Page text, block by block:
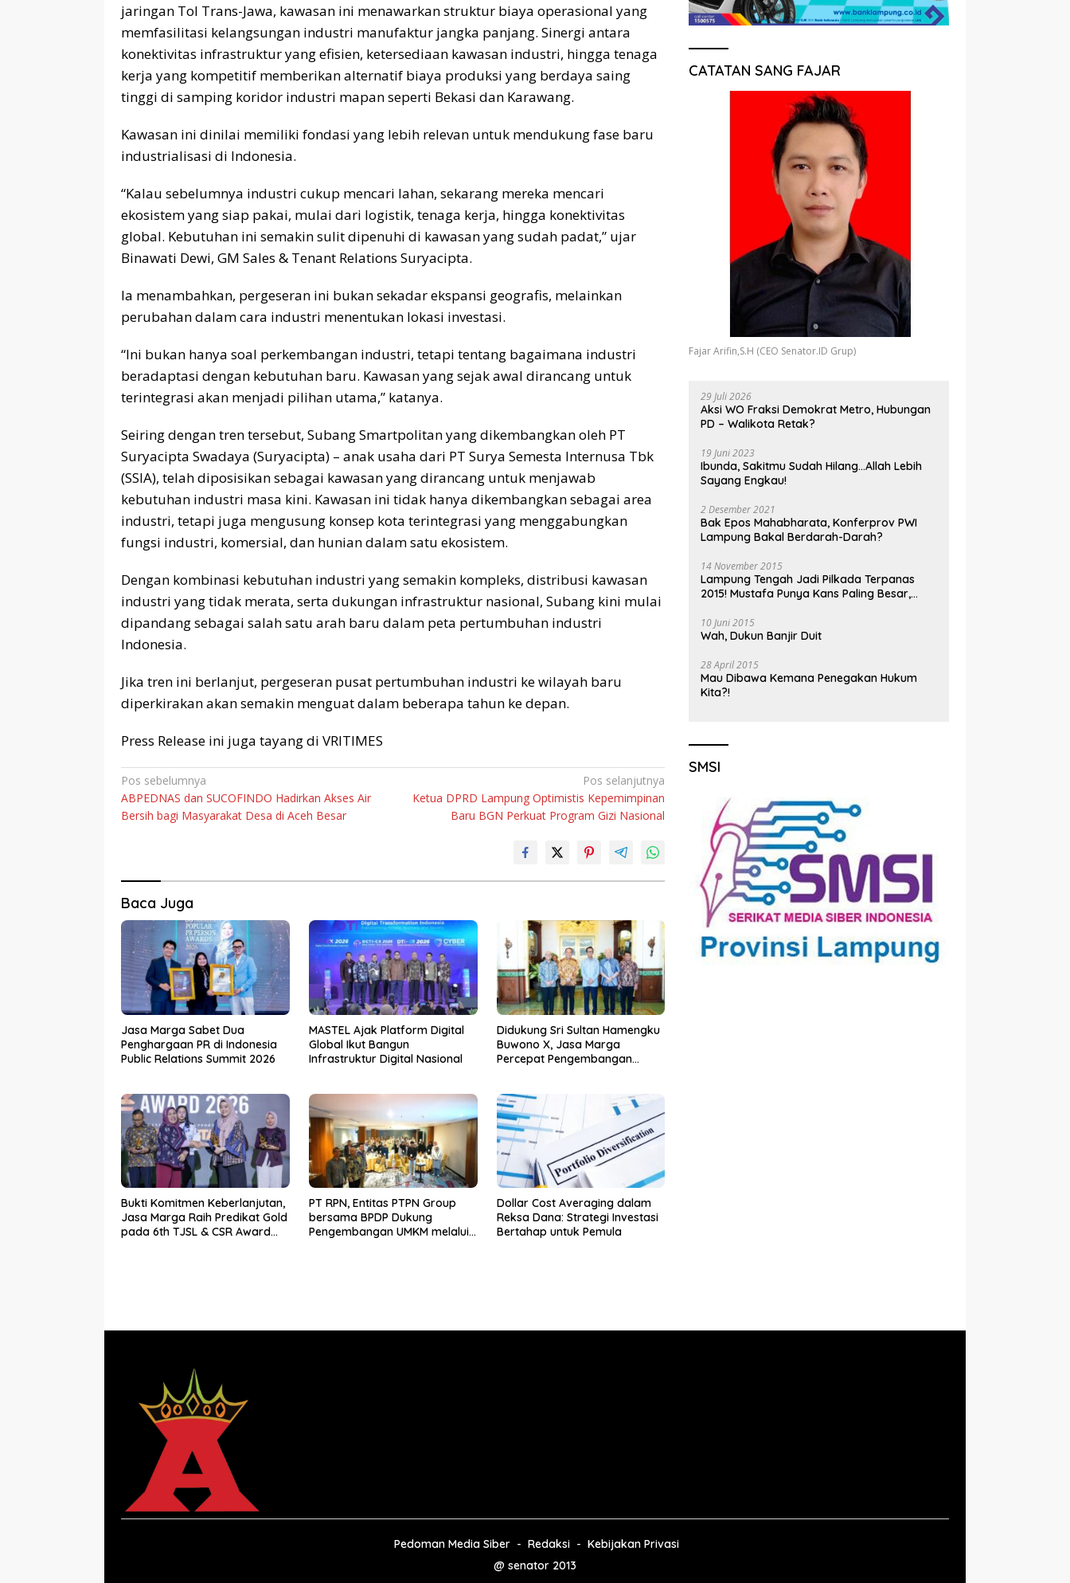
jaringan Tol Trans-Jawa, kawasan ini menawarkan struktur biaya operasional yang
memfasilitasi kelangsungan industri manufaktur jangka panjang. Sinergi antara
konektivitas infrastruktur yang efisien, ketersediaan kawasan industri, hingga tenaga
kerja yang kompetitif memberikan alternatif biaya produksi yang berdaya saing
tinggi di samping koridor industri mapan seperti Bekasi dan Karawang.
Kawasan ini dinilai memiliki fondasi yang lebih relevan untuk mendukung fase baru
industrialisasi di Indonesia.
“Kalau sebelumnya industri cukup mencari lahan, sekarang mereka mencari
ekosistem yang siap pakai, mulai dari logistik, tenaga kerja, hingga konektivitas
global. Kebutuhan ini semakin sulit dipenuhi di kawasan yang sudah padat,” ujar
Binawati Dewi, GM Sales & Tenant Relations Suryacipta.
Ia menambahkan, pergeseran ini bukan sekadar ekspansi geografis, melainkan
perubahan dalam cara industri menentukan lokasi investasi.
“Ini bukan hanya soal perkembangan industri, tetapi tentang bagaimana industri
beradaptasi dengan kebutuhan baru. Kawasan yang sejak awal dirancang untuk
terintegrasi akan menjadi pilihan utama,” katanya.
Seiring dengan tren tersebut, Subang Smartpolitan yang dikembangkan oleh PT
Suryacipta Swadaya (Suryacipta) – anak usaha dari PT Surya Semesta Internusa Tbk
(SSIA), telah diposisikan sebagai kawasan yang dirancang untuk menjawab
kebutuhan industri masa kini. Kawasan ini tidak hanya dikembangkan sebagai area
industri, tetapi juga mengusung konsep kota terintegrasi yang menggabungkan
fungsi industri, komersial, dan hunian dalam satu ekosistem.
Dengan kombinasi kebutuhan industri yang semakin kompleks, distribusi kawasan
industri yang tidak merata, serta dukungan infrastruktur nasional, Subang kini mulai
dipandang sebagai salah satu arah baru dalam peta pertumbuhan industri
Indonesia.
Jika tren ini berlanjut, pergeseran pusat pertumbuhan industri ke wilayah baru
diperkirakan akan semakin menguat dalam beberapa tahun ke depan.
Press Release ini juga tayang di VRITIMES
Navigasi
pos
Pos sebelumnya
ABPEDNAS dan SUCOFINDO Hadirkan Akses Air
Bersih bagi Masyarakat Desa di Aceh Besar
Pos selanjutnya
Ketua DPRD Lampung Optimistis Kepemimpinan
Baru BGN Perkuat Program Gizi Nasional
Baca Juga
Jasa Marga Sabet Dua
Penghargaan PR di Indonesia
Public Relations Summit 2026
MASTEL Ajak Platform Digital
Global Ikut Bangun
Infrastruktur Digital Nasional
Didukung Sri Sultan Hamengku
Buwono X, Jasa Marga
Percepat Pengembangan
DIY
Bukti Komitmen Keberlanjutan,
Jasa Marga Raih Predikat Gold
pada 6th TJSL & CSR Award
PT RPN, Entitas PTPN Group
bersama BPDP Dukung
Pengembangan UMKM melalui
Dollar Cost Averaging dalam
Reksa Dana: Strategi Investasi
Bertahap untuk Pemula
CATATAN SANG FAJAR
Fajar Arifin,S.H (CEO Senator.ID Grup)
29 Juli 2026
Aksi WO Fraksi Demokrat Metro, Hubungan
PD – Walikota Retak?
19 Juni 2023
Ibunda, Sakitmu Sudah Hilang…Allah Lebih
Sayang Engkau!
2 Desember 2021
Bak Epos Mahabharata, Konferprov PWI
Lampung Bakal Berdarah-Darah?
14 November 2015
Lampung Tengah Jadi Pilkada Terpanas
2015! Mustafa Punya Kans Paling Besar,
10 Juni 2015
Wah, Dukun Banjir Duit
28 April 2015
Mau Dibawa Kemana Penegakan Hukum
Kita?!
SMSI
Pedoman Media Siber Redaksi
Kebijakan Privasi
@ senator 2013